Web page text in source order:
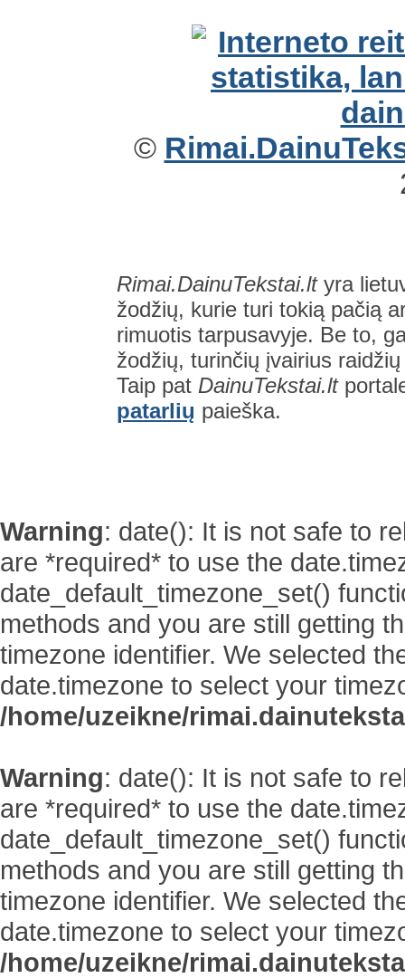
©
Rimai.DainuTekstai.ltyra
žodžių, kurie turi tokią pačią
rimuotis tarpusavyje. Be to,
žodžių, turinčių įvairius
Taip pat DainuTekstai.lt
patarlių paieška.
Warning: date(): It is not safe to
are *required* to use the
date_default_timezone_set()
methods and you are still getting
timezone identifier. We selected
date.timezone to select your
/home/uzeikne/
Warning: date(): It is not safe to
are *required* to use the
date_default_timezone_set()
methods and you are still getting
timezone identifier. We selected
date.timezone to select your
/home/uzeikne/